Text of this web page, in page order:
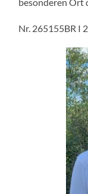
Nr. 265155BR I